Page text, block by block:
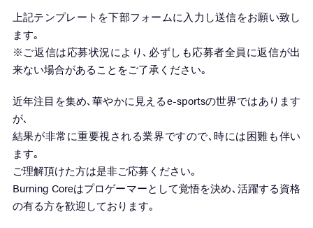
上記テンプレートを下部フォームに入力し送信をお願い致し
ます｡
※ご返信は応募状況により､必ずしも応募者全員に返信が出
来ない場合があることをご了承ください｡
近年注目を集め､華やかに見えるe-sportsの世界ではあります
が､
結果が非常に重要視される業界ですので､時には困難も伴い
ます｡
ご理解頂けた方は是非ご応募ください｡
Burning Coreはプロゲーマーとして覚悟を決め､活躍する資格
の有る方を歓迎しております｡